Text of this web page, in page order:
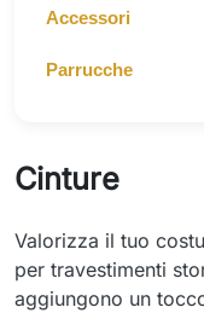
Accessori
Parrucche
Cinture
Valorizza il tuo
per travestimenti
aggiungono un